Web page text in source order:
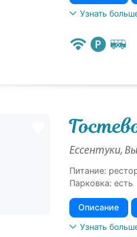
Узнать
Ессентуки,
Питание:
Парковка: есть
Описание
Узнать